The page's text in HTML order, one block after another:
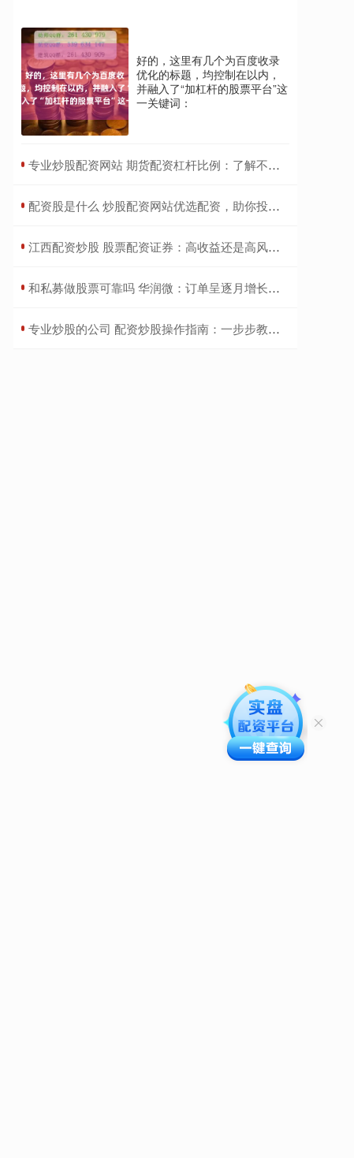
好的，这里有几个为百度收录
优化的标题，均控制在以内，
并融入了“加杠杆的股票平台”这
一关键词：
​专业炒股配资网站 期货配资杠杆比例：了解不同配资比例的风险与收益
​配资股是什么 炒股配资网站优选配资，助你投资更轻松
​江西配资炒股 股票配资证券：高收益还是高风险？
​和私募做股票可靠吗 华润微：订单呈逐月增长趋势
​专业炒股的公司 配资炒股操作指南：一步步教你开启杠杆之旅